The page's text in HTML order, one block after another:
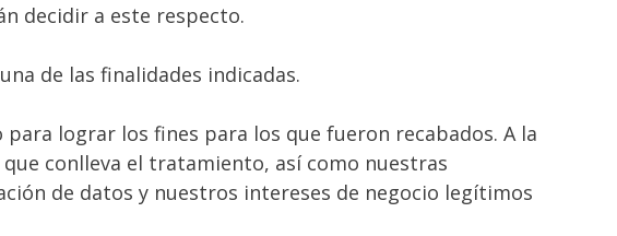
decidir a este respecto.
de las finalidades indicadas.
lograr los fines para los que fueron recabados. A la
conlleva el tratamiento, así como nuestras
de datos y nuestros intereses de negocio legítimos